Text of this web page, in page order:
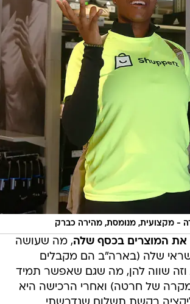
- מקצועית, מנומסת, מהירה כברק
המוצרים בכסף שלה, מה שעושה
שלה (בארה"ב הם מקבלים
וזה שווה להן, מה שגם שאפשר תמיד
של חרטה) ואחרי הרכישה היא